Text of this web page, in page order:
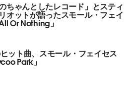
ちゃんとしたレコード」とスティ
オットが語ったスモール・フェイ
Or Nothing」
ット曲、スモール・フェイセス
Park」